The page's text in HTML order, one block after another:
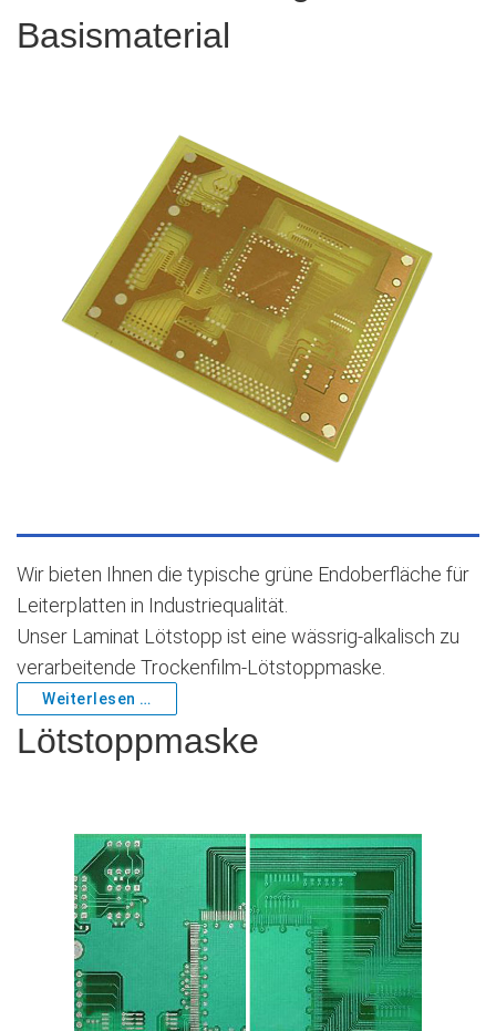
Basismaterial
Lötstoppmaske
Wir bieten Ihnen die typische grüne Endoberfläche für
Leiterplatten in Industriequalität.
Unser Laminat Lötstopp ist eine wässrig-alkalisch zu
verarbeitende Trockenfilm-Lötstoppmaske.
Weiterlesen …